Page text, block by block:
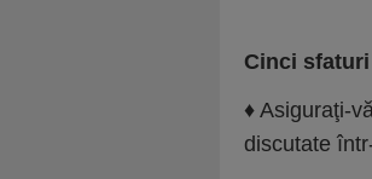
Cinci
♦ Asiguraţi-
discutate